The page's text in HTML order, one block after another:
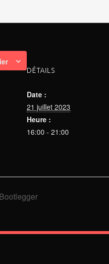
DÉTAILS
Date :
21 juillet 2023
Heure :
16:00 - 21:00